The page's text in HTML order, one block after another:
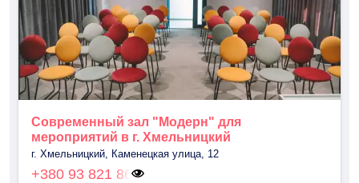
Современный зал "Модерн" для
мероприятий в г. Хмельницкий
г. Хмельницкий, Каменецкая улица, 12
+380 93 821 86